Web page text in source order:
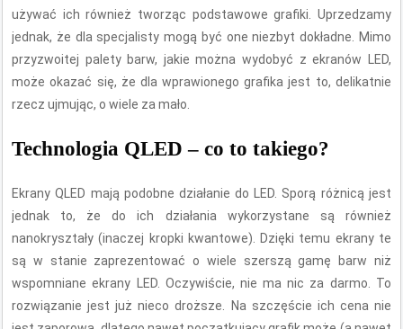
używać ich również tworząc podstawowe grafiki. Uprzedzamy
jednak, że dla specjalisty mogą być one niezbyt dokładne. Mimo
przyzwoitej palety barw, jakie można wydobyć z ekranów LED,
może okazać się, że dla wprawionego grafika jest to, delikatnie
rzecz ujmując, o wiele za mało.
Technologia QLED – co to takiego?
Ekrany QLED mają podobne działanie do LED. Sporą różnicą jest
jednak to, że do ich działania wykorzystane są również
nanokryształy (inaczej kropki kwantowe). Dzięki temu ekrany te
są w stanie zaprezentować o wiele szerszą gamę barw niż
wspomniane ekrany LED. Oczywiście, nie ma nic za darmo. To
rozwiązanie jest już nieco droższe. Na szczęście ich cena nie